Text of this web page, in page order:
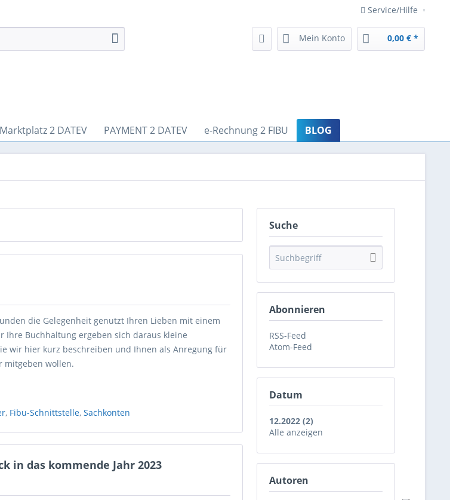
Service/Hilfe
Mein Konto 0,00 € *
Marktplatz 2 DATEV PAYMENT 2 DATEV e-Rechnung 2 FIBU BLOG
Suche
Abonnieren
RSS-Feed
Atom-Feed
Datum
12.2022 (2)
Alle anzeigen
Autoren
die Gelegenheit genutzt Ihren Lieben mit einem
Ihre Buchhaltung ergeben sich daraus kleine
wir hier kurz beschreiben und Ihnen als Anregung für
mitgeben wollen.
, Fibu-Schnittstelle,Sachkonten
in das kommende Jahr 2023